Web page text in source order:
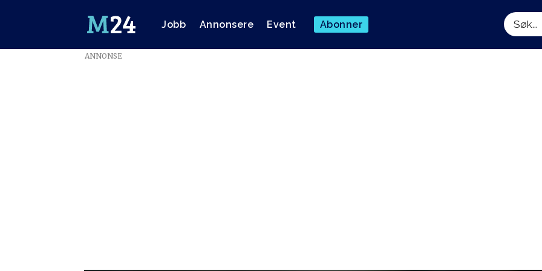
Jobb Annonsere Event Abonner
Søk
ANNONSE